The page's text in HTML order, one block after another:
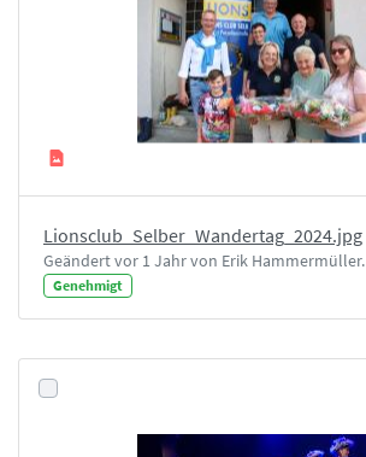
Lionsclub_Selber_Wandertag_2024.jpg
Geändert vor 1 Jahr von Erik Hammermüller.
Genehmigt